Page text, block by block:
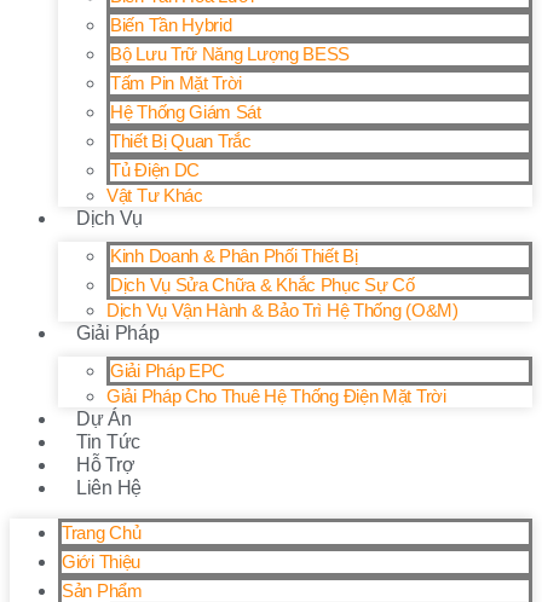
Biến Tần Hybrid
Bộ Lưu Trữ Năng Lượng BESS
Tấm Pin Mặt Trời
Hệ Thống Giám Sát
Thiết Bị Quan Trắc
Tủ Điện DC
Vật Tư Khác
Dịch Vụ
Kinh Doanh & Phân Phối Thiết Bị
Dịch Vụ Sửa Chữa & Khắc Phục Sự Cố
Dịch Vụ Vận Hành & Bảo Trì Hệ Thống (O&M)
Giải Pháp
Giải Pháp EPC
Giải Pháp Cho Thuê Hệ Thống Điện Mặt Trời
Dự Án
Tin Tức
Hỗ Trợ
Liên Hệ
Trang Chủ
Giới Thiệu
Sản Phẩm